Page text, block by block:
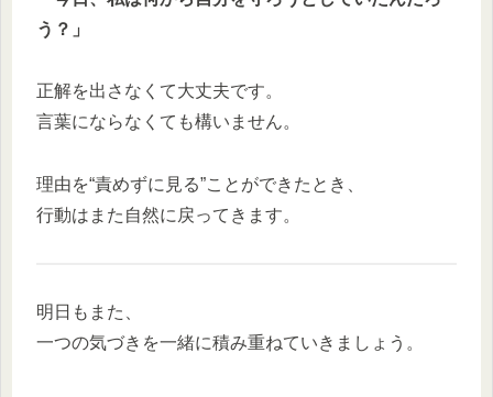
う？」
正解を出さなくて大丈夫です。
言葉にならなくても構いません。
理由を“責めずに見る”ことができたとき、
行動はまた自然に戻ってきます。
明日もまた、
一つの気づきを一緒に積み重ねていきましょう。